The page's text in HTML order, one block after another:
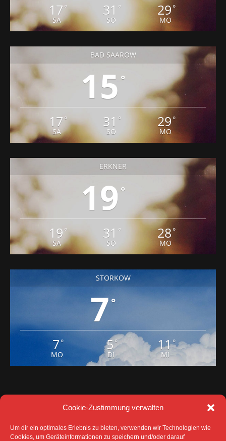
Cookie-Zustimmung verwalten
Um dir ein optimales Erlebnis zu bieten, verwenden wir Technologien wie
Cookies, um Geräteinformationen zu speichern und/oder darauf
17 °
SA
31 °
SO
29 °
MO
BAD SAAROW
15 °
17 °
SA
31 °
SO
29 °
MO
ERKNER
19 °
19 °
SA
31 °
SO
28 °
MO
STORKOW
7°
7 °
MO
5°
DI
11°
MI